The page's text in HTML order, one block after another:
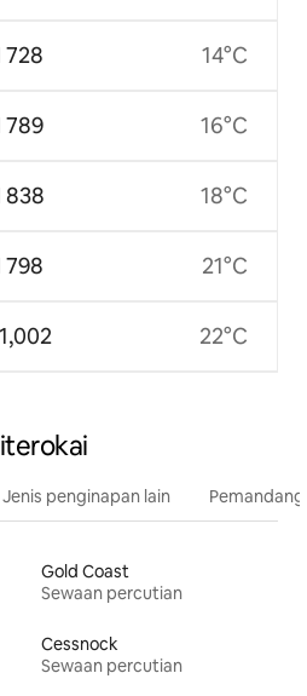
728
789
838
798
14°C
16°C
18°C
21°C
22°C
Jenis penginapan lain
Gold Coast
Sewaan percutian
Cessnock
Sewaan percutian